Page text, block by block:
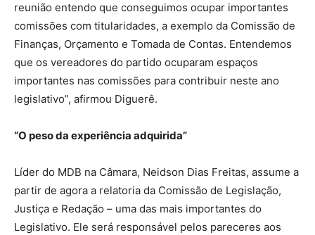
reunião entendo que conseguimos ocupar importantes
comissões com titularidades, a exemplo da Comissão de
Finanças, Orçamento e Tomada de Contas. Entendemos
que os vereadores do partido ocuparam espaços
importantes nas comissões para contribuir neste ano
legislativo”, afirmou Diguerê.
“O peso da experiência adquirida”
Líder do MDB na Câmara, Neidson Dias Freitas, assume a
partir de agora a relatoria da Comissão de Legislação,
Justiça e Redação – uma das mais importantes do
Legislativo. Ele será responsável pelos pareceres aos